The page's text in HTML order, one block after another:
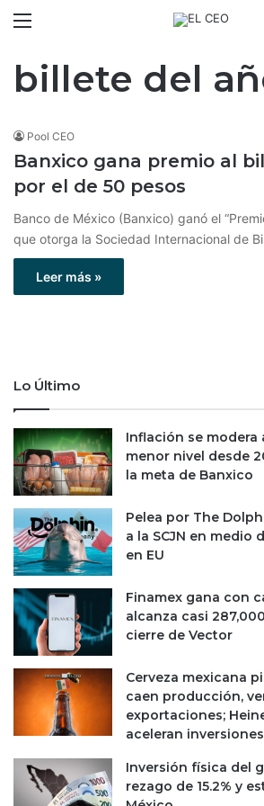
billete del
Pool CEO
Banxico gana premio al
por el de 50 pesos
Banco de México (Banxico) ganó el
que otorga la Sociedad Internacional de
Leer más »
Lo Último
Inflación se modera
menor nivel desde
la meta de Banxico
Pelea por The
a la SCJN en medio
en EU
Finamex gana con
alcanza casi
cierre de Vector
Cerveza mexicana
caen producción,
exportaciones;
aceleran inversiones
Inversión física del
rezago de 15.2% y